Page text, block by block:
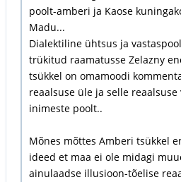
poolt-amberi ja Kaose
Madu...
Dialektiline ühtsus ja
trükitud raamatusse Zelazny
tsükkel on omamoodi
reaalsuse üle ja selle
inimeste poolt..
Mõnes mõttes Amberi tsükkel
ideed et maa ei ole midagi
ainulaadse illusioon-tõelise